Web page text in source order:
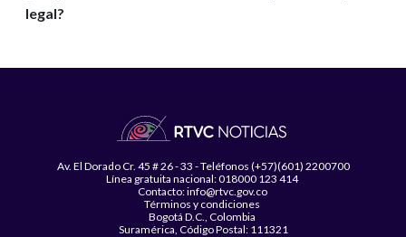
legal?
Av. El Dorado Cr. 45 # 26 - 33 - Teléfonos (+57)(601) 2200700
Línea gratuita nacional: 018000 123 414
Contacto: info@rtvc.gov.co
Términos y condiciones
Bogotá D.C., Colombia
Suramérica, Código Postal: 111321